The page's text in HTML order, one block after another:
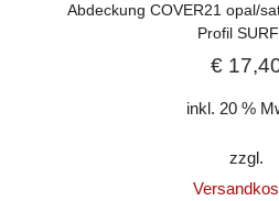
Abdeckung COVER21 opal/
Profil
€
inkl. 20 %
zzgl.